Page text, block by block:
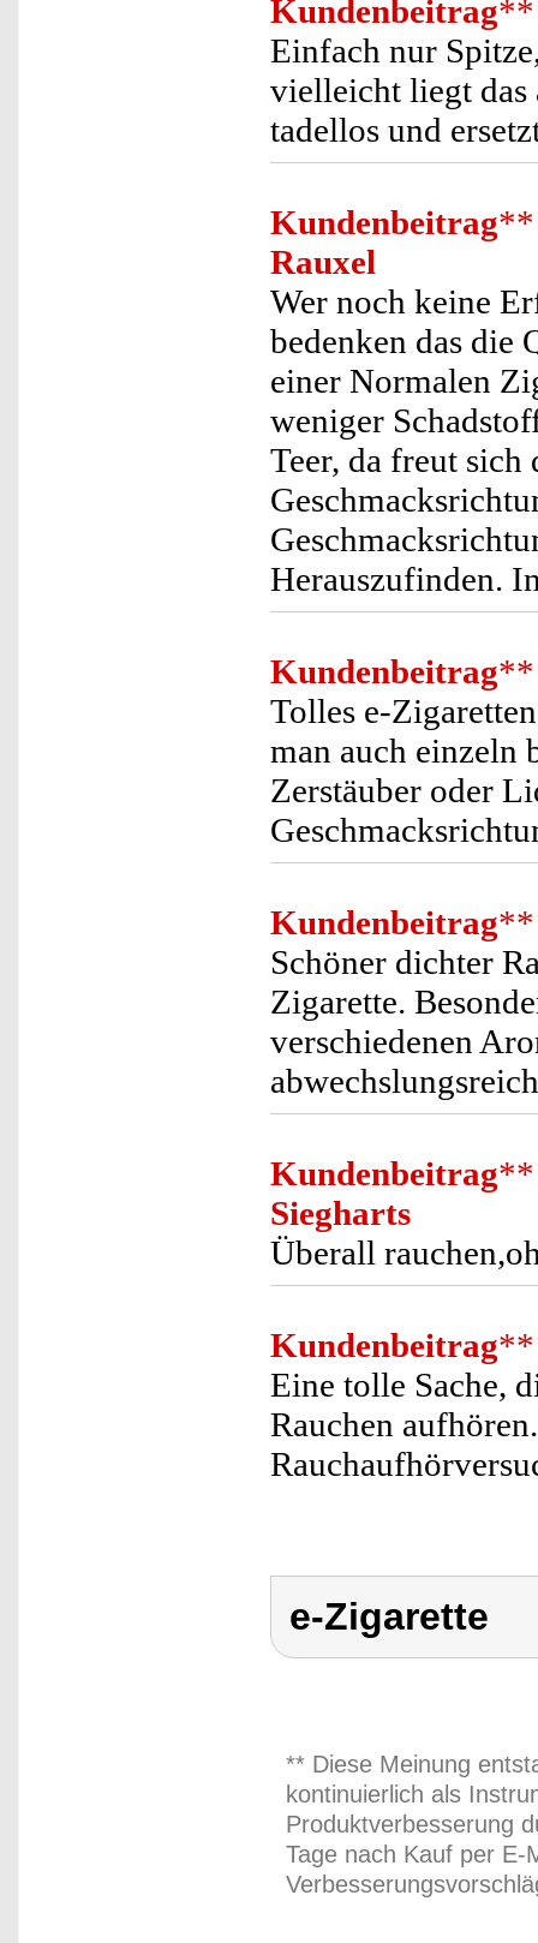
Kundenbeitrag**
Einfach nur
vielleicht liegt das
tadellos und
Kundenbeitrag**
Rauxel
Wer noch keine
bedenken das die
einer Normalen
weniger
Teer, da freut
Herauszufinden.
Kundenbeitrag**
Tolles e-
man auch einzeln
Zerstäuber oder
Kundenbeitrag**
Schöner dichter
Zigarette.
verschiedenen
Kundenbeitrag**
Siegharts
Überall
Kundenbeitrag**
Eine tolle Sache,
Rauchen
e-Zigarette
** Diese Meinung
kontinuierlich als
Produktverbesserung
Tage nach Kauf per E-